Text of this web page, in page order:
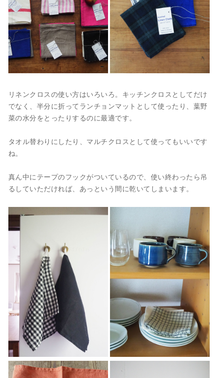
リネンクロスの使い方はいろいろ。キッチンクロスとしてだけ
でなく、半分に折ってランチョンマットとして使ったり、葉野
菜の水分をとったりするのに最適です。
タオル替わりにしたり、マルチクロスとして使ってもいいです
ね。
真ん中にテープのフックがついているので、使い終わったら吊
るしていただければ、あっという間に乾いてしまいます。